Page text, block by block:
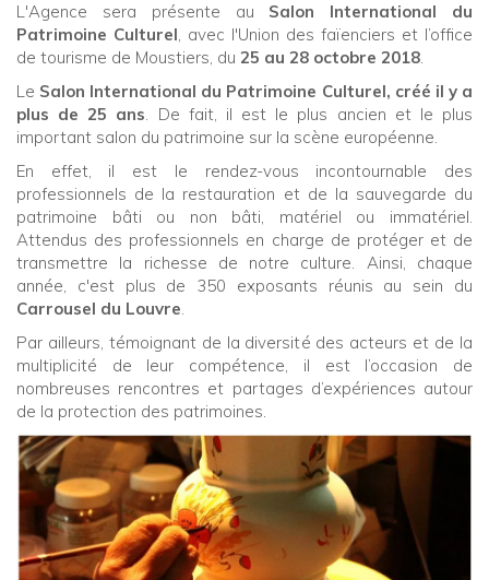
L'Agence sera présente au Salon International du
Patrimoine Culturel, avec l'Union des faïenciers et l’office
de tourisme de Moustiers, du 25 au 28 octobre 2018.
Le Salon International du Patrimoine Culturel, créé il y a
plus de 25 ans. De fait, il est le plus ancien et le plus
important salon du patrimoine sur la scène européenne.
En effet, il est le rendez-vous incontournable des
professionnels de la restauration et de la sauvegarde du
patrimoine bâti ou non bâti, matériel ou immatériel.
Attendus des professionnels en charge de protéger et de
transmettre la richesse de notre culture. Ainsi, chaque
année, c'est plus de 350 exposants réunis au sein du
Carrousel du Louvre.
Par ailleurs, témoignant de la diversité des acteurs et de la
multiplicité de leur compétence, il est l’occasion de
nombreuses rencontres et partages d’expériences autour
de la protection des patrimoines.